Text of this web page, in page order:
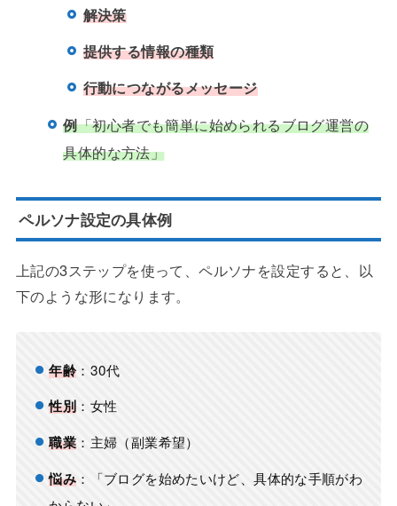
解決策
提供する情報の種類
行動につながるメッセージ
例「初心者でも簡単に始められるブログ運営の
具体的な方法」
ペルソナ設定の具体例
上記の3ステップを使って、ペルソナを設定すると、以
下のような形になります。
年齢：30代
性別 ：女性
職業 ：主婦（副業希望）
悩み ：「ブログを始めたいけど、具体的な手順がわ